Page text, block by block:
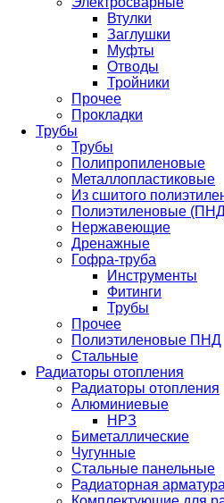
Втулки
Заглушки
Муфты
Отводы
Тройники
Прочее
Прокладки
Трубы
Трубы
Полипропиленовые
Металлопластиковые
Из сшитого
Полиэтиленовые
Нержавеющие
Дренажные
Гофра-труба
Инструменты
Фитинги
Трубы
Прочее
Полиэтиленовые ПНД
Стальные
Радиаторы отопления
Радиаторы отопления
Алюминиевые
НРЗ
Биметаллические
Чугунные
Стальные панельные
Радиаторная арматура